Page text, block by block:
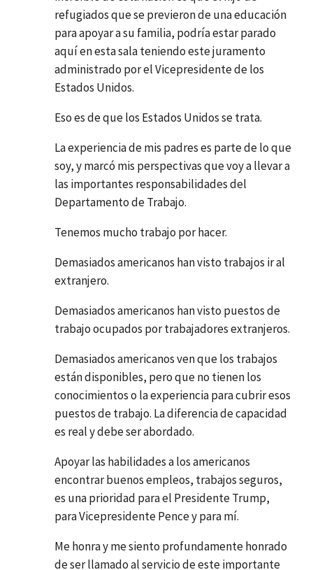
refugiados que se previeron de una educación
para apoyar a su familia, podría estar parado
aquí en esta sala teniendo este juramento
administrado por el Vicepresidente de los
Estados Unidos.
Eso es de que los Estados Unidos se trata.
La experiencia de mis padres es parte de lo que
soy, y marcó mis perspectivas que voy a llevar a
las importantes responsabilidades del
Departamento de Trabajo.
Tenemos mucho trabajo por hacer.
Demasiados americanos han visto trabajos ir al
extranjero.
Demasiados americanos han visto puestos de
trabajo ocupados por trabajadores extranjeros.
Demasiados americanos ven que los trabajos
están disponibles, pero que no tienen los
conocimientos o la experiencia para cubrir esos
puestos de trabajo. La diferencia de capacidad
es real y debe ser abordado.
Apoyar las habilidades a los americanos
encontrar buenos empleos, trabajos seguros,
es una prioridad para el Presidente Trump,
para Vicepresidente Pence y para mí.
Me honra y me siento profundamente honrado
de ser llamado al servicio de este importante